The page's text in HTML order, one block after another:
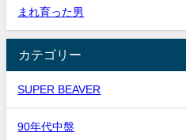
まれ育った男
カテゴリー
SUPER BEAVER
90年代中盤